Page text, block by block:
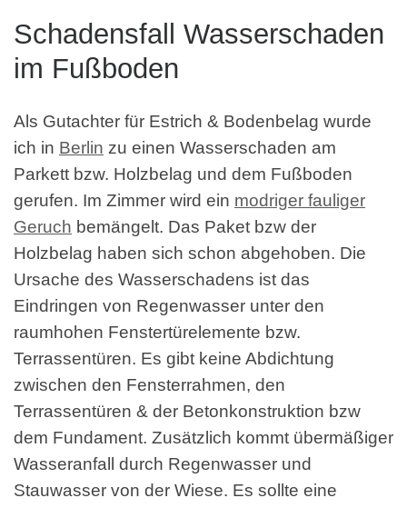
Schadensfall Wasserschaden
im Fußboden
Als Gutachter für Estrich & Bodenbelag wurde
ich in Berlin zu einen Wasserschaden am
Parkett bzw. Holzbelag und dem Fußboden
gerufen. Im Zimmer wird ein modriger fauliger
Geruch bemängelt. Das Paket bzw der
Holzbelag haben sich schon abgehoben. Die
Ursache des Wasserschadens ist das
Eindringen von Regenwasser unter den
raumhohen Fenstertürelemente bzw.
Terrassentüren. Es gibt keine Abdichtung
zwischen den Fensterrahmen, den
Terrassentüren & der Betonkonstruktion bzw
dem Fundament. Zusätzlich kommt übermäßiger
Wasseranfall durch Regenwasser und
Stauwasser von der Wiese. Es sollte eine